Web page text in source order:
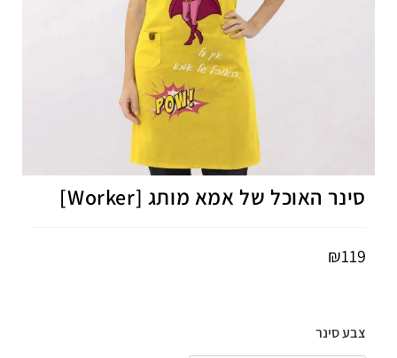
סינר האוכל של אמא מותג [Worker]
₪119
צבע סינר